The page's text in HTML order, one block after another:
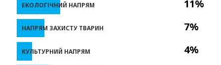
11%
7%
4%
ЕКОЛОГІЧНИЙ НАПРЯМ
НАПРЯМ ЗАХИСТУ ТВАРИН
КУЛЬТУРНИЙ НАПРЯМ